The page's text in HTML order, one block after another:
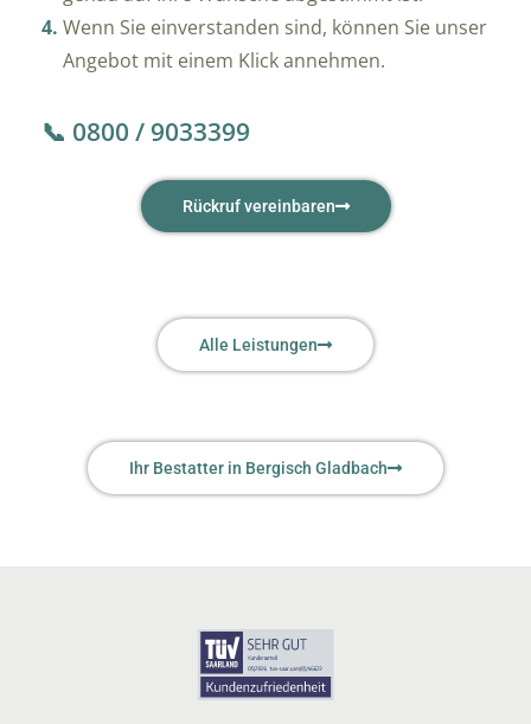
Wenn Sie einverstanden sind, können Sie unser
Angebot mit einem Klick annehmen.
📞 0800 / 9033399
Rückruf vereinbaren
Alle Leistungen
Ihr Bestatter in Bergisch Gladbach